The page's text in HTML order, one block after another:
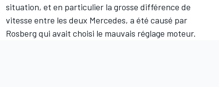
situation, et en particulier la grosse différence de
vitesse entre les deux Mercedes, a été causé par
Rosberg qui avait choisi le mauvais réglage moteur.